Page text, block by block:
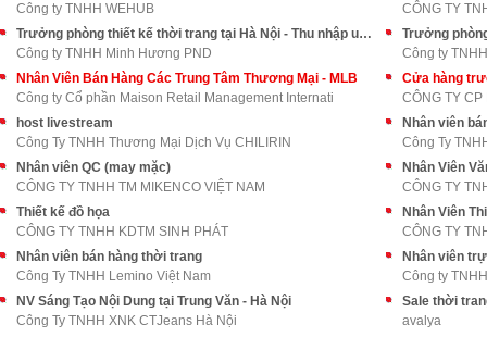
Công ty TNHH WEHUB
Trưởng phòng thiết kế thời trang tại Hà Nội - Thu nhập upto 30tr+++
Công ty TNHH Minh Hương PND
Trưởng
Công ty
Nhân Viên Bán Hàng Các Trung Tâm Thương Mại - MLB
Công ty Cổ phần Maison Retail Management Internati
Cửa hàng
CÔNG TY CP
host livestream
Công Ty TNHH Thương Mại Dịch Vụ CHILIRIN
Nhân viên
Công Ty
Nhân viên QC (may mặc)
CÔNG TY TNHH TM MIKENCO VIỆT NAM
Nhân Viên
CÔNG TY
Thiết kế đồ họa
CÔNG TY TNHH KDTM SINH PHÁT
Nhân Viên
CÔNG TY
Nhân viên bán hàng thời trang
Công Ty TNHH Lemino Việt Nam
Nhân viên
Công ty
NV Sáng Tạo Nội Dung tại Trung Văn - Hà Nội
Công Ty TNHH XNK CTJeans Hà Nội
Sale thời
avalya